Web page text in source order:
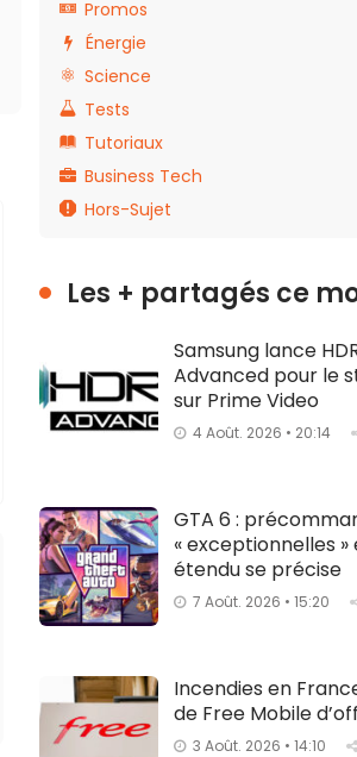
Promos
Énergie
Science
Tests
Tutoriaux
Business Tech
Hors-Sujet
Les + partagés ce
Samsung lance
Advanced pour le
sur Prime Video
4 Août. 2026 • 20:14
GTA 6 :
« exceptionnelles »
étendu se précise
7 Août. 2026 • 15:20
Incendies en
de Free Mobile
3 Août. 2026 • 14:10